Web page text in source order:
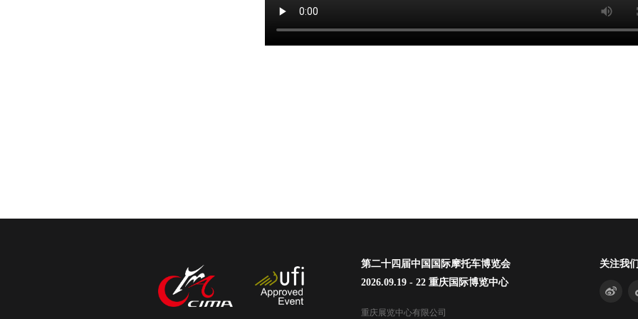
第二十四届中国国际摩托车博览会
2026.09.19 - 22 重庆国际博览中心
重庆展览中心有限公司
关注我